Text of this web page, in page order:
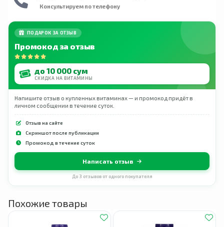
Консультируем по телефону
ПОДАРОК ЗА ОТЗЫВ
Промокод за отзыв
до 10 000 сум
СКИДКА НА ВИТАМИНЫ
Напишите отзыв о купленных витаминах — и промокод придёт в
личном сообщении в течение суток.
Отзыв на сайте
Скриншот после публикации
Промокод в течение суток
Написать отзыв
До 3 отзывов от одного покупателя
Похожие товары